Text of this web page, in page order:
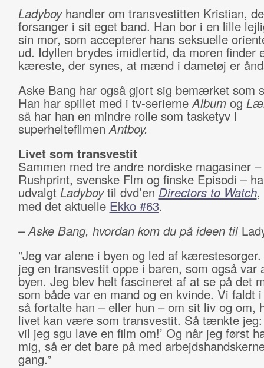
Ladyboy handler om transvestitten Kristian,
forsanger i sit eget band. Han bor i en lille
sin mor, som accepterer hans seksuelle
ud. Idyllen brydes imidlertid, da moren finder
kæreste, der synes, at mænd i dametøj er
Aske Bang har også gjort sig bemærket som
Han har spillet med i tv-serierneAlbum og
så har han en mindre rolle som tasketyv i
superheltefilmenAntboy.
Livet som transvestit
Sammen med tre andre nordiske magasiner
Rushprint, svenske Flm og finske Episodi –
udvalgt Ladyboytil dvd’enDirectors to Watch,
med det aktuelle Ekko #63.
– Aske Bang, hvordan kom du på ideen til
”Jeg var alene i byen og led af
jeg en transvestit oppe i baren, som også var
byen. Jeg blev helt fascineret af at se på det
som både var en mand og en kvinde. Vi faldt
så fortalte han – eller hun – om sit liv og om,
livet kan være som transvestit. Så tænkte jeg:
vil jeg sgu lave en film om!’ Og når jeg først
mig, så er det bare på med
gang.”